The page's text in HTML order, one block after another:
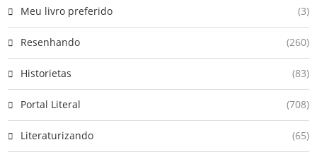
Meu livro preferido (3)
Resenhando (260)
Historietas (83)
Portal Literal (708)
Literaturizando (65)